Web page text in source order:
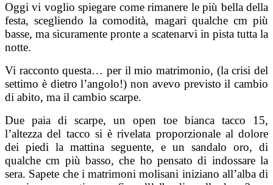
Oggi vi voglio spiegare come rimanere le più bella della
festa, scegliendo la comodità, magari qualche cm più
basse, ma sicuramente pronte a scatenarvi in pista tutta la
notte.
Vi racconto questa… per il mio matrimonio, (la crisi del
settimo è dietro l’angolo!) non avevo previsto il cambio
di abito, ma il cambio scarpe.
Due paia di scarpe, un open toe bianca tacco 15,
l’altezza del tacco si è rivelata proporzionale al dolore
dei piedi la mattina seguente, e un sandalo oro, di
qualche cm più basso, che ho pensato di indossare la
sera. Sapete che i matrimoni molisani iniziano all’alba di